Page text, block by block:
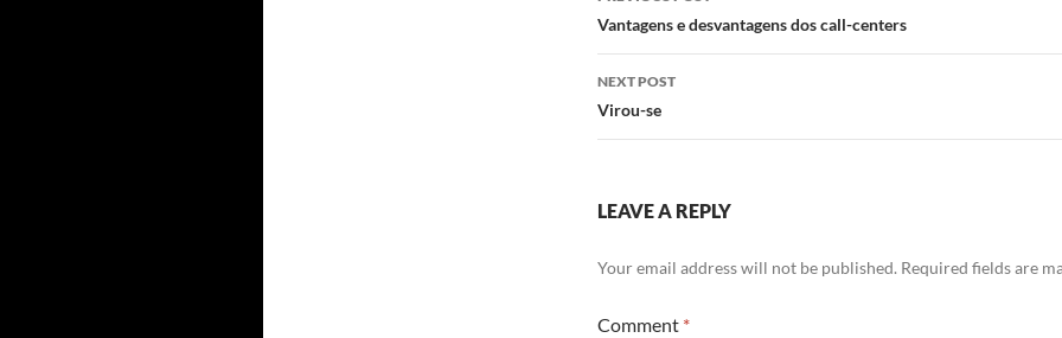
navigation
Vantagens e desvantagens dos call-centers
NEXT POST
Virou-se
LEAVE A REPLY
Your email address will not be published. Required fields are
Comment *